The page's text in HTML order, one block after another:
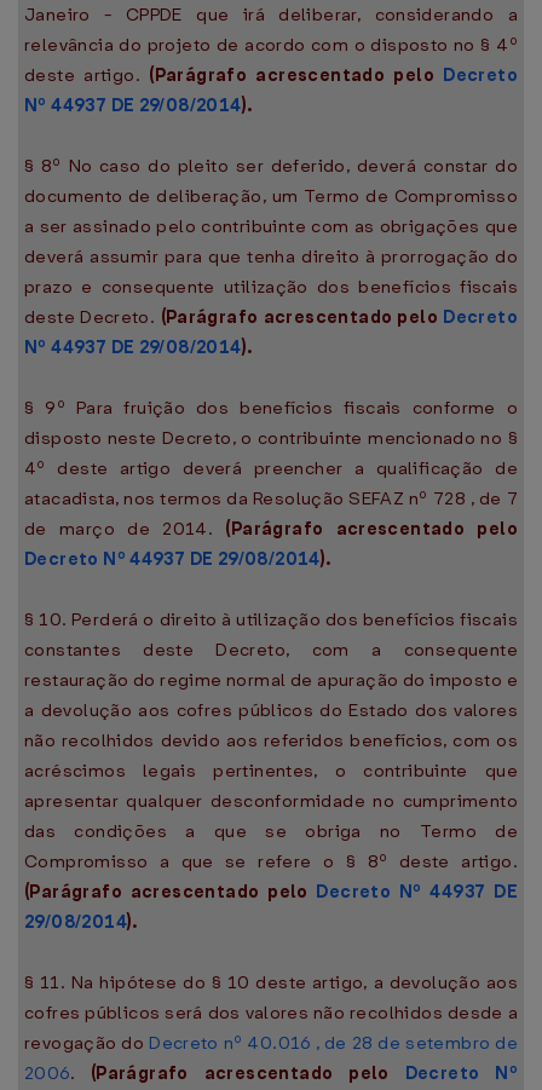
Janeiro - CPPDE que irá deliberar, considerando a
relevância do projeto de acordo com o disposto no § 4º
deste artigo. (Parágrafo acrescentado pelo Decreto
Nº 44937 DE 29/08/2014).
§ 8º No caso do pleito ser deferido, deverá constar do
documento de deliberação, um Termo de Compromisso
a ser assinado pelo contribuinte com as obrigações que
deverá assumir para que tenha direito à prorrogação do
prazo e consequente utilização dos benefícios fiscais
deste Decreto. (Parágrafo acrescentado pelo Decreto
Nº 44937 DE 29/08/2014).
§ 9º Para fruição dos benefícios fiscais conforme o
disposto neste Decreto, o contribuinte mencionado no §
4º deste artigo deverá preencher a qualificação de
atacadista, nos termos da Resolução SEFAZ nº 728 , de 7
de março de 2014. (Parágrafo acrescentado pelo
Decreto Nº 44937 DE 29/08/2014).
§ 10. Perderá o direito à utilização dos benefícios fiscais
constantes deste Decreto, com a consequente
restauração do regime normal de apuração do imposto e
a devolução aos cofres públicos do Estado dos valores
não recolhidos devido aos referidos benefícios, com os
acréscimos legais pertinentes, o contribuinte que
apresentar qualquer desconformidade no cumprimento
das condições a que se obriga no Termo de
Compromisso a que se refere o § 8º deste artigo.
(Parágrafo acrescentado pelo Decreto Nº 44937 DE
29/08/2014).
§ 11. Na hipótese do § 10 deste artigo, a devolução aos
cofres públicos será dos valores não recolhidos desde a
revogação do Decreto nº 40.016 , de 28 de setembro de
2006. (Parágrafo acrescentado pelo Decreto Nº